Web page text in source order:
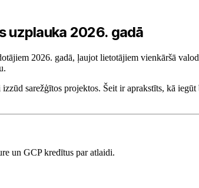
uzplauka 2026. gadā
2026. gadā, ļaujot lietotājiem vienkāršā
sarežģītos projektos. Šeit ir aprakstīts, kā
un GCP kredītus par atlaidi.